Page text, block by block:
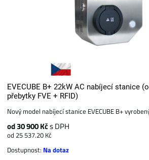
EVECUBE B+ 22kW AC nabíjecí stanice
přebytky FVE + RFID)
Nový model nabíjecí stanice EVECUBE B+
od 30 900 Kčs DPH
od 25 537.20 Kč
Dostupnost: Na dotaz